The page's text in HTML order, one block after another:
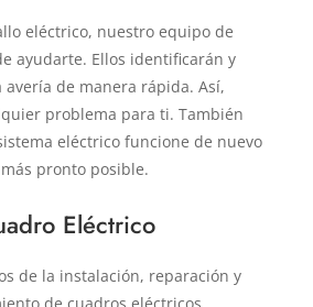
eléctrico, nuestro equipo de
ayudarte. Ellos identificarán y
avería de manera rápida. Así,
problema para ti. También
eléctrico funcione de nuevo
pronto posible.
Eléctrico
de la instalación, reparación y